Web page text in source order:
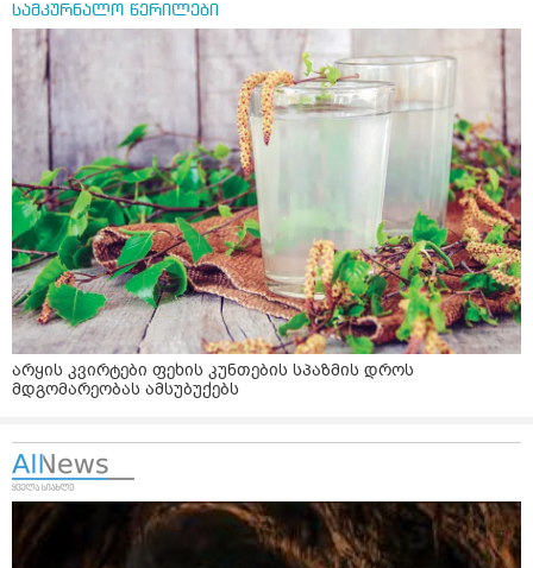
სამკურნალო წერილები
არყის კვირტები ფეხის კუნთების სპაზმის დროს
მდგომარეობას ამსუბუქებს